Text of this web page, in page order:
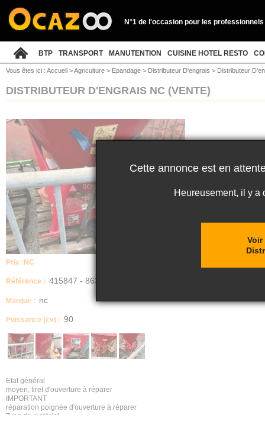
N°1 de l'occasion pour les professionnels
BTP TRANSPORT MANUTENTION CUISINE HOTEL RESTO
Vous êtes ici : Accueil >Agriculture > Epandage > Distributeur D'engrais > Distributeur
DISTRIBUTEUR D'ENGRAIS NC (VENTE)
Prix : NC
Référence : 415847 - 863
Marque : nc
Puissance (cv) : 90
Etat général
moyen, tiret d'ouverture à réparer
IMPORTANT
réparation poignée d'ouverture à réparer
Type de matériel
Cette annonce est en
Heureusement, il y a